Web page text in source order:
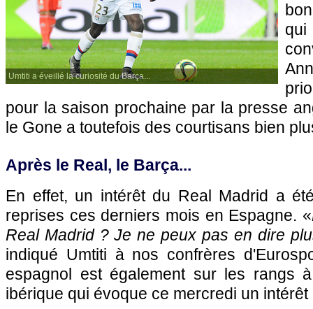
Umtiti a éveillé la curiosité du Barça...
pour la saison prochaine par la presse
le Gone a toutefois des courtisans bien
Après le Real, le Barça...
En effet, un intérêt du Real Madrid a
reprises ces derniers mois en Espagne. «
Real Madrid ? Je ne peux pas en dire
indiqué Umtiti à nos confrères
espagnol est également sur les rangs
ibérique qui évoque ce mercredi un